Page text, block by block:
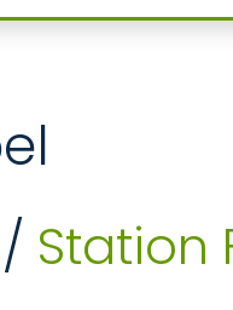
Station